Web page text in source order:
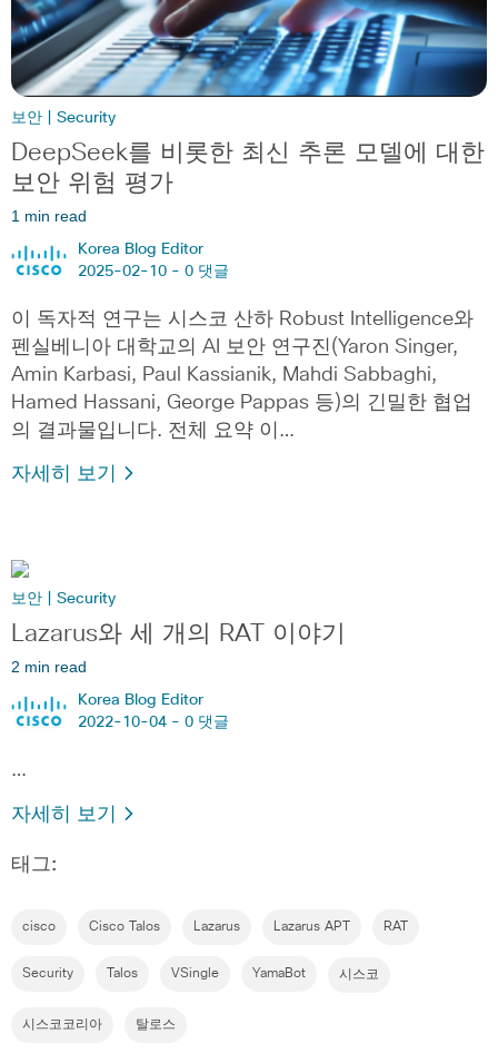
보안 | Security
DeepSeek를 비롯한 최신 추론 모델에 대한
보안 위험 평가
1 min read
Korea Blog Editor
2025-02-10 - 0 댓글
이 독자적 연구는 시스코 산하 Robust Intelligence와
펜실베니아 대학교의 AI 보안 연구진(Yaron Singer,
Amin Karbasi, Paul Kassianik, Mahdi Sabbaghi,
Hamed Hassani, George Pappas 등)의 긴밀한 협업
의 결과물입니다. 전체 요약 이…
자세히 보기
보안 | Security
Lazarus와 세 개의 RAT 이야기
2 min read
Korea Blog Editor
2022-10-04 - 0 댓글
…
자세히 보기
태그:
cisco Cisco Talos Lazarus Lazarus APT RAT
Security Talos VSingle YamaBot 시스코
시스코코리아 탈로스